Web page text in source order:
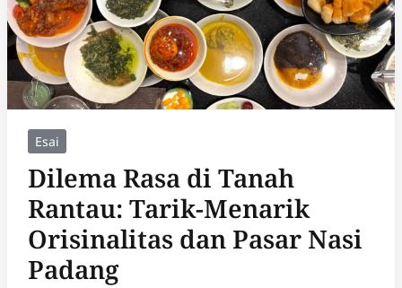
Esai
Dilema Rasa di Tanah
Rantau: Tarik-Menarik
Orisinalitas dan Pasar Nasi
Padang